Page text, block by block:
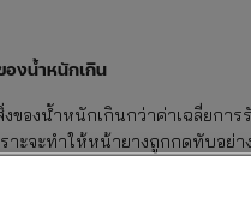
องน้ำหนักเกิน
น้ำหนักเกินกว่าค่าเฉลี่ยการ
าะจะทำให้หน้ายางถูกกดทับอย่า